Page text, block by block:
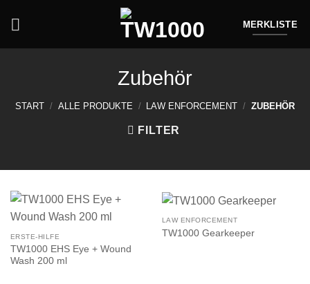
MERKLISTE
Zubehör
START / ALLE PRODUKTE / LAW ENFORCEMENT / ZUBEHÖR
FILTER
ERSTE-HILFE
TW1000 EHS Eye + Wound
Wash 200 ml
LAW ENFORCEMENT
TW1000 Gearkeeper